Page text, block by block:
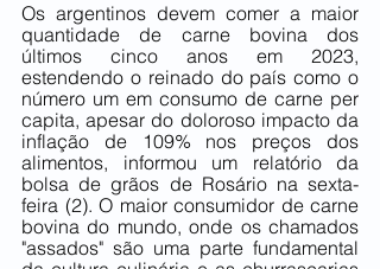
Os argentinos devem comer a maior
quantidade de carne bovina dos
últimos cinco anos em 2023,
estendendo o reinado do país como o
número um em consumo de carne per
capita, apesar do doloroso impacto da
inflação de 109% nos preços dos
alimentos, informou um relatório da
bolsa de grãos de Rosário na sexta-
feira (2). O maior consumidor de carne
bovina do mundo, onde os chamados
"assados" são uma parte fundamental